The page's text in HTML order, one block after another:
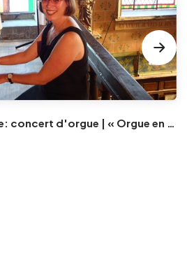
Les Estivales en Volière: concert d'orgue | « Orgue en Volière » , les 3e dimanches du mois (été) audition d’orgue (accès libre)